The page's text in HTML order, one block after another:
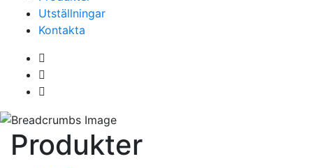
Utställningar
Kontakta
Produkter